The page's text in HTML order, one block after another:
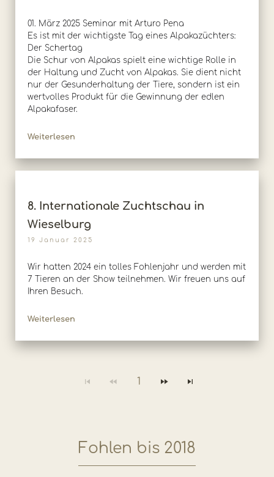
01. März 2025 Seminar mit Arturo Pena
Es ist mit der wichtigste Tag eines Alpakazüchters:
Der Schertag
Die Schur von Alpakas spielt eine wichtige Rolle in
der Haltung und Zucht von Alpakas. Sie dient nicht
nur der Gesunderhaltung der Tiere, sondern ist ein
wertvolles Produkt für die Gewinnung der edlen
Alpakafaser.
Weiterlesen
8. Internationale Zuchtschau in
Wieselburg
19 Januar 2025
Wir hatten 2024 ein tolles Fohlenjahr und werden mit
7 Tieren an der Show teilnehmen. Wir freuen uns auf
Ihren Besuch.
Weiterlesen
1
Fohlen bis 2018